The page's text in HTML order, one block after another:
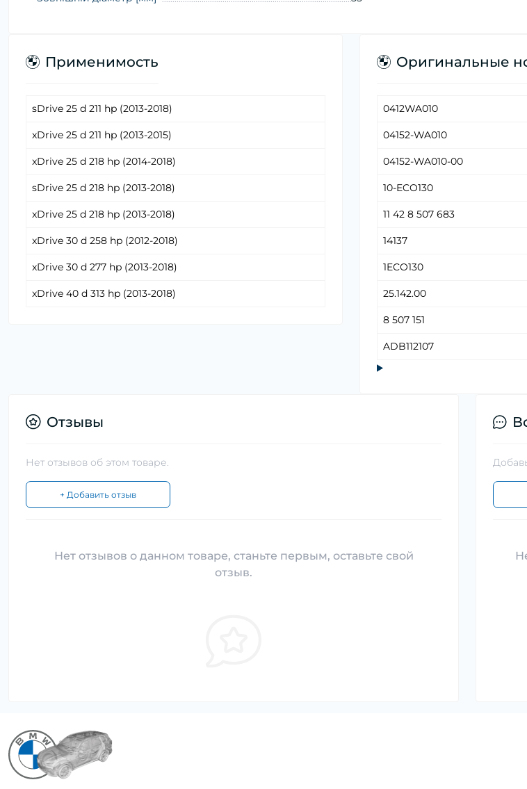
Применимость
sDrive 25 d 211 hp (2013-2018)
xDrive 25 d 211 hp (2013-2015)
xDrive 25 d 218 hp (2014-2018)
sDrive 25 d 218 hp (2013-2018)
xDrive 25 d 218 hp (2013-2018)
xDrive 30 d 258 hp (2012-2018)
xDrive 30 d 277 hp (2013-2018)
xDrive 40 d 313 hp (2013-2018)
Оригинальные
0412WA010
04152-WA010
04152-WA010-00
10-ECO130
11 42 8 507 683
14137
1ECO130
25.142.00
8 507 151
ADB112107
Отзывы
Нет отзывов об этом товаре.
+ Добавить отзыв
Нет отзывов о данном товаре, станьте первым, оставьте свой
отзыв.